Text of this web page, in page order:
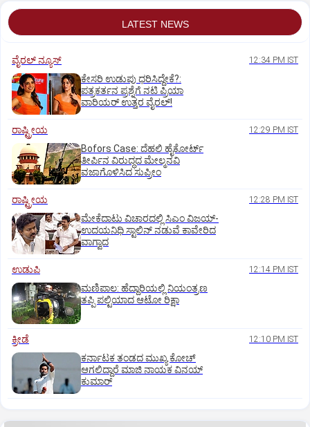
LATEST NEWS
ವೈರಲ್ ನ್ಯೂಸ್ 12:34 PM IST
ಕೇಸರಿ ಉಡುಪು ಧರಿಸಿದ್ದೇಕೆ?:
ಪತ್ರಕರ್ತನ ಪ್ರಶ್ನೆಗೆ ನಟಿ ಪ್ರಿಯಾ
ವಾರಿಯರ್ ಉತ್ತರ ವೈರಲ್!
ರಾಷ್ಟ್ರೀಯ 12:29 PM IST
Bofors Case: ದೆಹಲಿ ಹೈಕೋರ್ಟ್‌
ತೀರ್ಪಿನ ವಿರುದ್ಧದ ಮೇಲ್ಮನವಿ
ವಜಾಗೊಳಿಸಿದ ಸುಪ್ರೀಂ
ರಾಷ್ಟ್ರೀಯ 12:28 PM IST
ಮೇಕೆದಾಟು ವಿಚಾರದಲ್ಲಿ ಸಿಎಂ ವಿಜಯ್-
ಉದಯನಿಧಿ ಸ್ಟಾಲಿನ್ ನಡುವೆ ಕಾವೇರಿದ
ವಾಗ್ವಾದ
ಉಡುಪಿ 12:14 PM IST
ಮಣಿಪಾಲ: ಹೆದ್ದಾರಿಯಲ್ಲಿ ನಿಯಂತ್ರಣ
ತಪ್ಪಿ ಪಲ್ಟಿಯಾದ ಆಟೋ ರಿಕ್ಷಾ
ಕ್ರೀಡೆ 12:10 PM IST
ಕರ್ನಾಟಕ ತಂಡದ ಮುಖ್ಯ ಕೋಚ್‌
ಆಗಲಿದ್ದಾರೆ ಮಾಜಿ ನಾಯಕ ವಿನಯ್‌
ಕುಮಾರ್